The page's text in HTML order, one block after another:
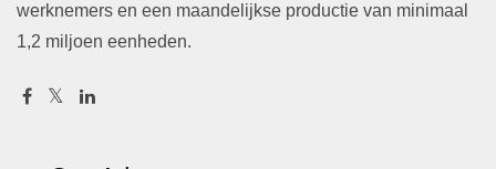
werknemers en een maandelijkse productie van minimaal
1,2 miljoen eenheden.